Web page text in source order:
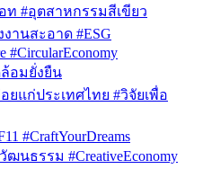
อท #อุตสาหกรรมสีเขียว
านสะอาด #ESG
#CircularEconomy
ล้อมยั่งยืน
อยแก่ประเทศไทย #วิจัยเพื่อ
#CraftYourDreams
ฒนธรรม #CreativeEconomy